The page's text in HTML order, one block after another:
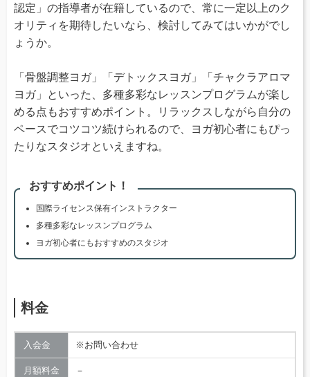
認定」の指導者が在籍しているので、常に一定以上のク
オリティを期待したいなら、検討してみてはいかがでし
ょうか。
「骨盤調整ヨガ」「デトックスヨガ」「チャクラアロマ
ヨガ」といった、多種多彩なレッスンプログラムが楽し
める点もおすすめポイント。リラックスしながら自分の
ペースでコツコツ続けられるので、ヨガ初心者にもぴっ
たりなスタジオといえますね。
おすすめポイント！
国際ライセンス保有インストラクター
多種多彩なレッスンプログラム
ヨガ初心者にもおすすめのスタジオ
料金
入会金 ※お問い合わせ
月額料金 －